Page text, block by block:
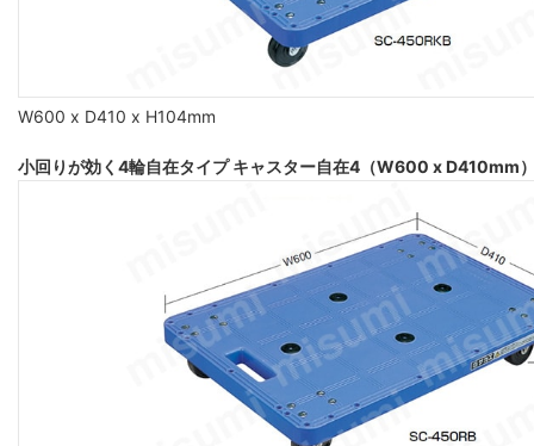
W600 x D410 x H104mm
小回りが効く4輪自在タイプ キャスター自在4（W600 x D410mm